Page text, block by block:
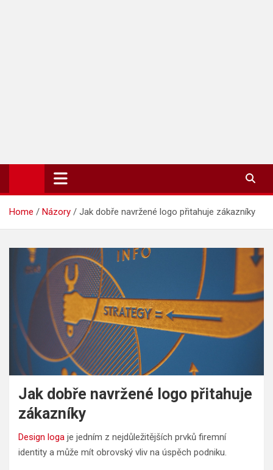
TIP-ZPRAVODAJ.CZ
On-line zpravodajství | Press
Home Názory Jak dobře navržené logo přitahuje zákazníky
Jak dobře navržené logo přitahuje
zákazníky
Design loga je jedním z nejdůležitějších prvků firemní
identity a může mít obrovský vliv na úspěch podniku.